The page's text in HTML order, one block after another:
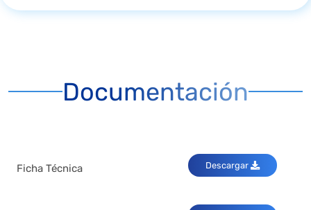
Documentación
Ficha Técnica Descargar